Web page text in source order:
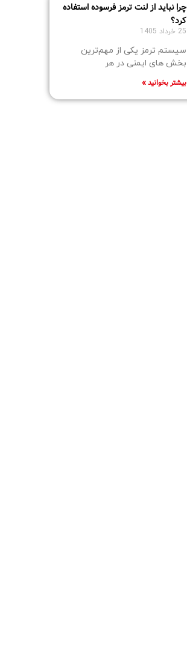
چرا نباید از لنت ترمز فرسوده استفاده
کرد؟
25 خرداد 1405
سیستم ترمز یکی از مهم‌ترین
بخش‌ های ایمنی در هر
بیشتر بخوانید »